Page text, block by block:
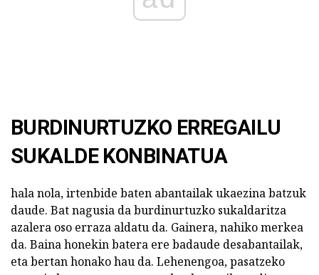
BURDINURTUZKO ERREGAILU
SUKALDE KONBINATUA
hala nola, irtenbide baten abantailak ukaezina batzuk
daude. Bat nagusia da burdinurtuzko sukaldaritza
azalera oso erraza aldatu da. Gainera, nahiko merkea
da. Baina honekin batera ere badaude desabantailak,
eta bertan honako hau da. Lehenengoa, pasatzeko